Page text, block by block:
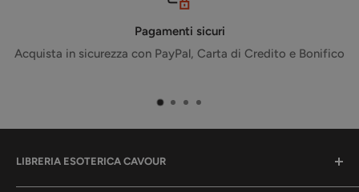
Pagamenti sicuri
Acquista in sicurezza con PayPal, Carta di Credito e Bonifico
LIBRERIA ESOTERICA CAVOUR